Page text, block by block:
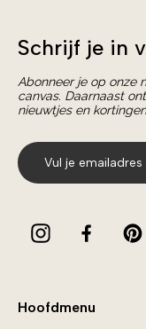
Schrijf je in
Abonneer je op onze
canvas. Daarnaast
nieuwtjes en
Hoofdmenu